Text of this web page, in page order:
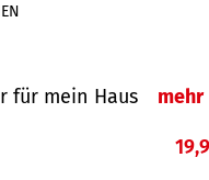
für mein Haus mehr